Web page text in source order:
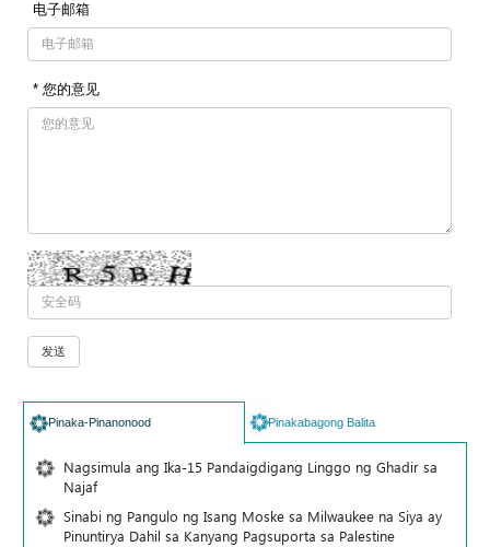
电子邮箱
* 您的意见
Pinaka-Pinanonood Pinakabagong Balita
Nagsimula ang Ika-15 Pandaigdigang Linggo ng Ghadir sa
Najaf
Sinabi ng Pangulo ng Isang Moske sa Milwaukee na Siya ay
Pinuntirya Dahil sa Kanyang Pagsuporta sa Palestine